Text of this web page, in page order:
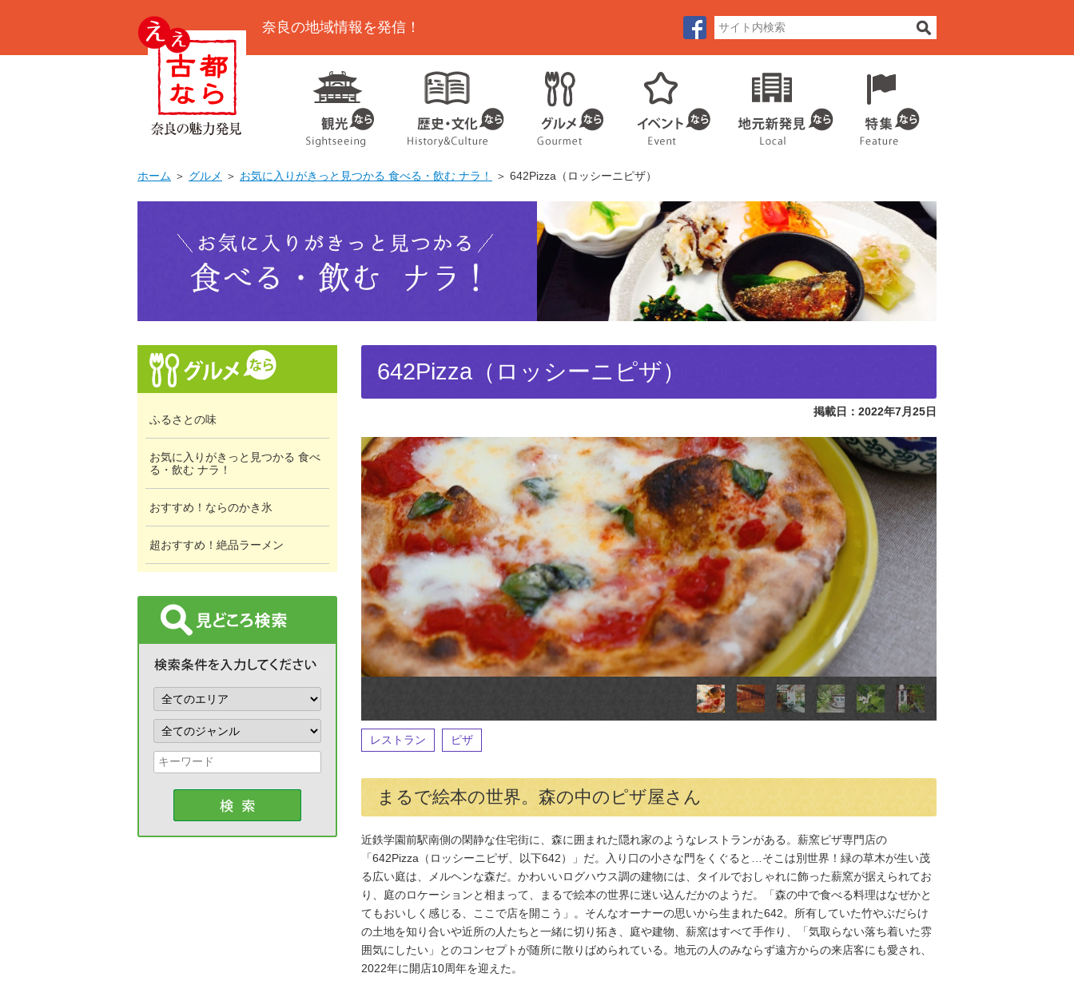
奈良の地域情報を発信！
ホーム ＞ グルメ ＞ お気に入りがきっと見つかる 食べる・飲む ナラ！ ＞ 642Pizza（ロッシーニピザ）
ふるさとの味
お気に入りがきっと見つかる 食べ
る・飲む ナラ！
おすすめ！ならのかき氷
超おすすめ！絶品ラーメン
642Pizza（ロッシーニピザ）
掲載日：2022年7月25日
レストラン ピザ
まるで絵本の世界。森の中のピザ屋さん
近鉄学園前駅南側の閑静な住宅街に、森に囲まれた隠れ家のようなレストランがある。薪窯ピザ専門店の
「642Pizza（ロッシーニピザ、以下642）」だ。入り口の小さな門をくぐると…そこは別世界！緑の草木が生い茂
る広い庭は、メルヘンな森だ。かわいいログハウス調の建物には、タイルでおしゃれに飾った薪窯が据えられてお
り、庭のロケーションと相まって、まるで絵本の世界に迷い込んだかのようだ。「森の中で食べる料理はなぜかと
てもおいしく感じる、ここで店を開こう」。そんなオーナーの思いから生まれた642。所有していた竹やぶだらけ
の土地を知り合いや近所の人たちと一緒に切り拓き、庭や建物、薪窯はすべて手作り、「気取らない落ち着いた雰
囲気にしたい」とのコンセプトが随所に散りばめられている。地元の人のみならず遠方からの来店客にも愛され、
2022年に開店10周年を迎えた。